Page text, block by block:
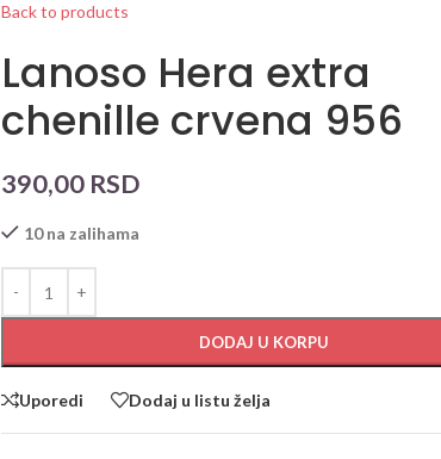
Back to products
Lanoso Hera extra
chenille crvena 956
390,00 RSD
10 na zalihama
DODAJ U KORPU
Uporedi Dodaj u listu želja